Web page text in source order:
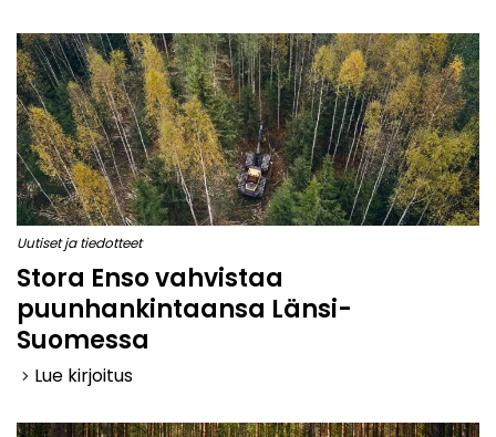
Uutiset ja tiedotteet
Stora Enso vahvistaa
puunhankintaansa Länsi-
Suomessa
keyboard_arrow_right Lue kirjoitus